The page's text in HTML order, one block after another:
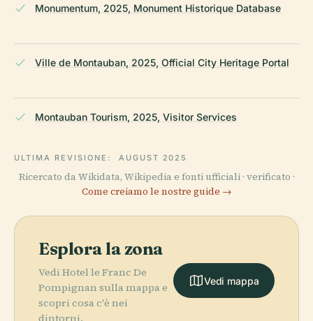
Monumentum, 2025, Monument Historique Database
Ville de Montauban, 2025, Official City Heritage Portal
Montauban Tourism, 2025, Visitor Services
ULTIMA REVISIONE: AUGUST 2025
Ricercato da Wikidata, Wikipedia e fonti ufficiali · verificato ·
Come creiamo le nostre guide →
Esplora la zona
Vedi Hotel le Franc De
Pompignan sulla mappa e
scopri cosa c'è nei
dintorni.
Vedi mappa